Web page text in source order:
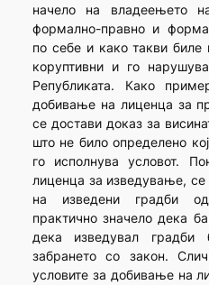
начело на владеењето
формално-правно и
по себе и како такви биле
коруптивни и го
Републиката. Како
добивање на лиценца за
се достави доказ за
што не било определено
го исполнува условот.
лиценца за изведување,
на изведени градби од
практично значело дека
дека изведувал
забрането со закон.
условите за добивање на